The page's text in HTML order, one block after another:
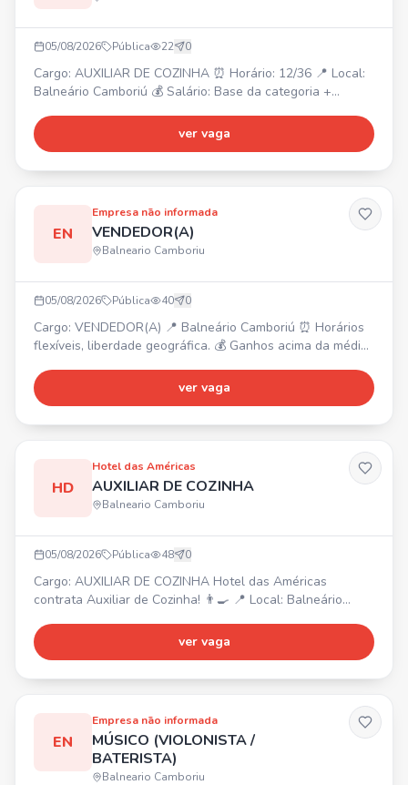
05/08/2026 Pública 22 0
Cargo: AUXILIAR DE COZINHA ⏰ Horário: 12/36 📍 Local:
Balneário Camboriú 💰 Salário: Base da categoria +
WhatsApp.
ver vaga
EN
Empresa não informada
VENDEDOR(A)
Balneario Camboriu
05/08/2026 Pública 40 0
Cargo: VENDEDOR(A) 📍 Balneário Camboriú ⏰ Horários
flexíveis, liberdade geográfica. 💰 Ganhos acima da média
anuais. ✨ Oferecemos plano de carreira. ✅ Requisitos:
Não exige experiência, ser comprometido, ter vontade de
ver vaga
HD
Hotel das Américas
AUXILIAR DE COZINHA
Balneario Camboriu
05/08/2026 Pública 48 0
Cargo: AUXILIAR DE COZINHA Hotel das Américas
contrata Auxiliar de Cozinha! 👨‍🍳 📍 Local: Balneário
dos alimentos, higienizar, cortar e organizar ingredientes,
apoiar a equipe de cozinha, manter a cozinha limpa e
ver vaga
EN
Empresa não informada
MÚSICO (VIOLONISTA /
BATERISTA)
Balneario Camboriu